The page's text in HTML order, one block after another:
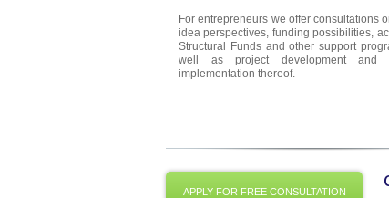
For entrepreneurs we offer consultations
idea perspectives, funding possibilities,
Structural Funds and other support
well as project development and
implementation thereof.
APPLY FOR FREE CONSULTATION